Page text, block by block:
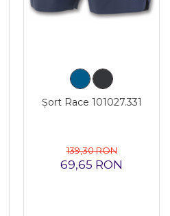
Șort Race 101027.331
139,30 RON
69,65 RON